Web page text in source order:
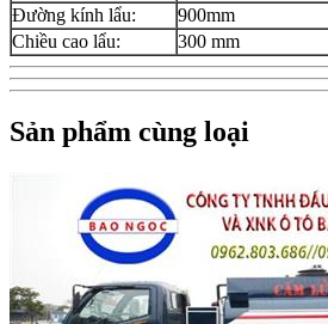
Đường kính lẩu:
900mm
Chiều cao lẩu:
300 mm
Sản phẩm cùng loại